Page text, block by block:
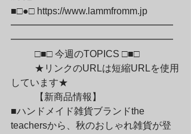
■□●□ https://www.lammfromm.jp
━━━━━━━━━━━━━━━━━
━━━━━━━━━━━━━━━━━
	□■□ 今週のTOPICS □■□
しています★
■ハンドメイド雑貨ブランドthe
teachersから、秋のおしゃれ雑貨が登